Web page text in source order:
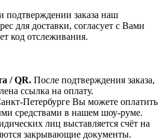
подтверждении заказа наш
для доставки, согласует с Вами
код отслеживания.
/ QR. После подтверждения заказа,
ссылка на оплату.
Петербурге Вы можете оплатить
средствами в нашем шоу-руме.
лиц выставляется счёт на
закрывающие документы.